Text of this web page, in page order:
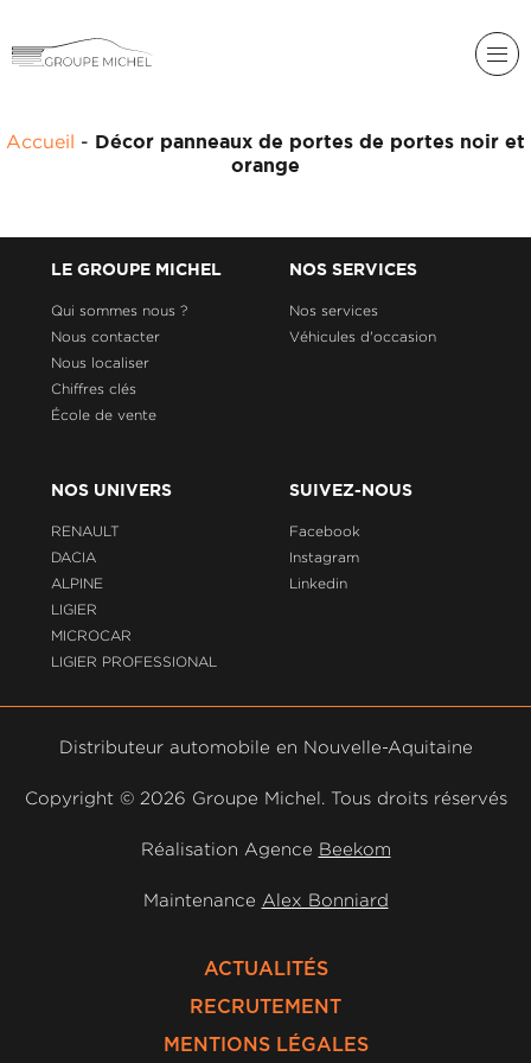
DACIA
LIGIER
PROFESSIONAL
MICHEL
HISTORIQUE
DU
MICHEL
Accueil - Décor panneaux de portes de portes noir et
orange
LE GROUPE MICHEL
Qui sommes nous ?
Nous contacter
Nous localiser
Chiffres clés
École de vente
NOS SERVICES
Nos services
Véhicules d'occasion
NOS UNIVERS
RENAULT
DACIA
ALPINE
LIGIER
MICROCAR
LIGIER PROFESSIONAL
SUIVEZ-NOUS
Facebook
Instagram
Linkedin
Distributeur automobile en Nouvelle-Aquitaine
Copyright © 2026 Groupe Michel. Tous droits réservés
Réalisation Agence Beekom
Maintenance Alex Bonniard
ACTUALITÉS
RECRUTEMENT
MENTIONS LÉGALES